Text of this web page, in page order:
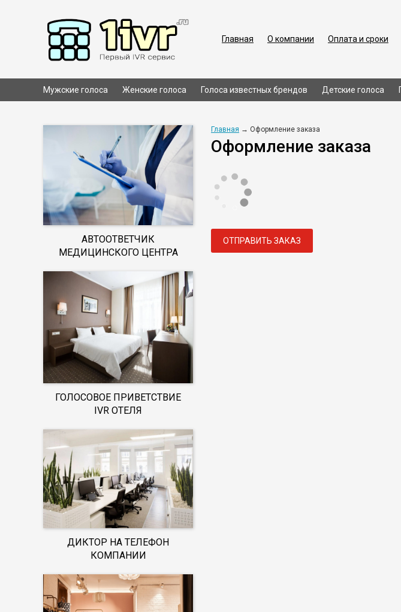
Главная О компании Оплата и сроки
Мужские голоса Женские голоса Голоса известных брендов Детские голоса
АВТООТВЕТЧИК
МЕДИЦИНСКОГО ЦЕНТРА
ГОЛОСОВОЕ ПРИВЕТСТВИЕ
IVR ОТЕЛЯ
ДИКТОР НА ТЕЛЕФОН
КОМПАНИИ
Главная → Оформление заказа
Оформление заказа
ОТПРАВИТЬ ЗАКАЗ